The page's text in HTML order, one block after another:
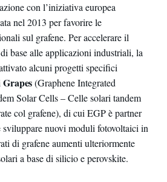
con l’iniziativa europea
nel 2013 per favorire le
sul grafene. Per accelerare il
base alle applicazioni industriali, la
alcuni progetti specifici
Grapes(Graphene Integrated
Solar Cells – Celle solari tandem
col grafene), di cui EGP è partner
sviluppare nuovi moduli fotovoltaici in
di grafene aumenti ulteriormente
a base di silicio e perovskite.